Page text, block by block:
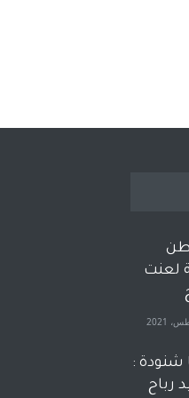
لعنت
شنودة :
رباح